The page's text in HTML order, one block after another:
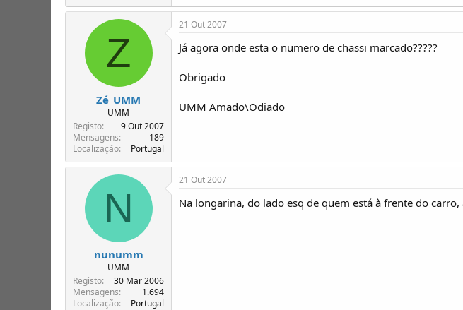
Z
Zé_UMM
UMM
Registo
9 Out 2007
Mensagens
189
Localização
Portugal
21 Out 2007
Já agora onde esta o numero de chassi marcado?????
Obrigado
UMM Amado\Odiado
N
nunumm
UMM
Registo
30 Mar 2006
Mensagens
1.694
Localização
Portugal
21 Out 2007
Na longarina, do lado esq de quem está à frente do